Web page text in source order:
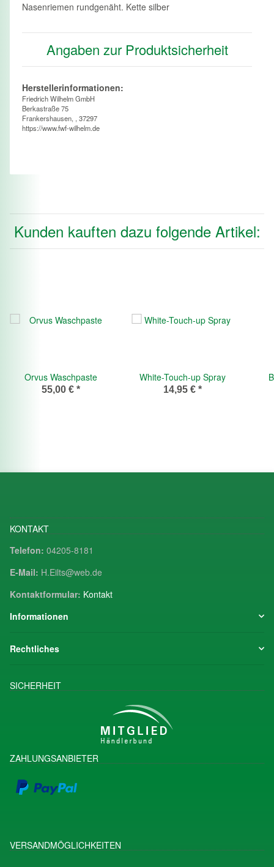
Nasenriemen rundgenäht. Kette silber
Angaben zur Produktsicherheit
Herstellerinformationen:
Friedrich Wilhelm GmbH
Berkastraße 75
Frankershausen, , 37297
https://www.fwf-wilhelm.de
Kunden kauften dazu folgende Artikel:
Orvus Waschpaste
55,00 € *
White-Touch-up Spray
14,95 € *
KONTAKT
Telefon: 04205-8181
E-Mail: H.Eilts@web.de
Kontaktformular: Kontakt
Informationen
Rechtliches
SICHERHEIT
ZAHLUNGSANBIETER
VERSANDMÖGLICHKEITEN